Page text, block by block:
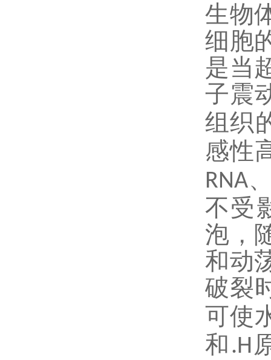
生物
细胞
是当
子震
组织
感性
RNA
不受
泡，
和动
破裂
可使
和 .H